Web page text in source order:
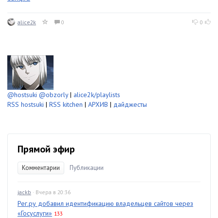
alice2k 0 0
@hostsuki @obzorly| alice2k/playlists
RSS hostsuki | RSS kitchen | АРХИВ | дайджесты
Прямой эфир
Комментарии Публикации
jackb · Вчера в 20:36
Рег.ру добавил идентификацию владельцев сайтов через
«Госуслуги» 133